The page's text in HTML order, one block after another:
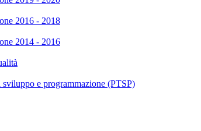
2016 - 2018
2014 - 2016
e programmazione (PTSP)